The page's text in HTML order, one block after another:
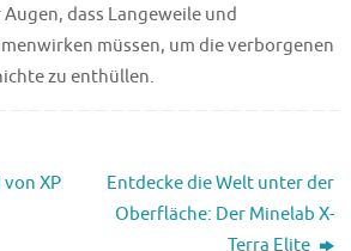
dass Langeweile und
müssen, um die verborgenen
zu enthüllen.
von XP
Entdecke die Welt unter der
Oberfläche: Der Minelab X-
Terra Elite